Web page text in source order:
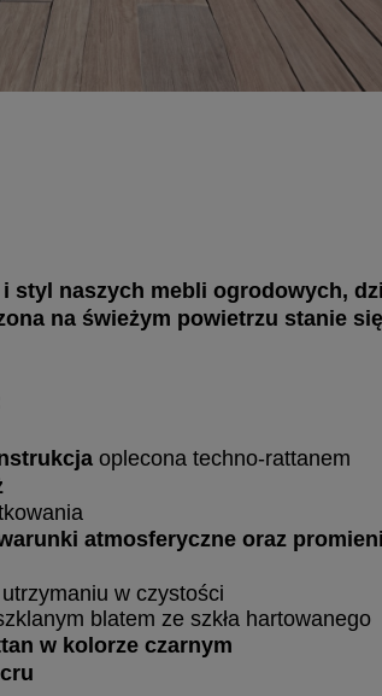
styl naszych mebli ogrodowych,
na świeżym powietrzu stanie się
oplecona techno-rattanem
atmosferyczne oraz
w czystości
blatem ze szkła hartowanego
w kolorze czarnym